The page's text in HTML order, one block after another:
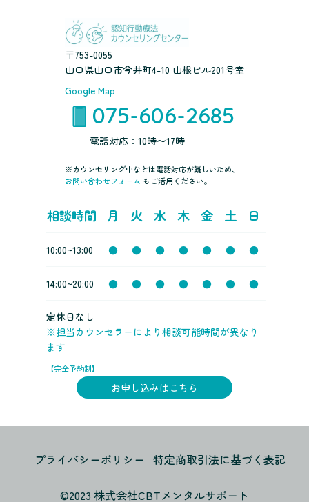
〒753-0055
山口県山口市今井町4-10 山根ビル201号室
Google Map
075-606-2685
電話対応：10時〜17時
※カウンセリング中などは電話対応が難しいため、
お問い合わせフォーム もご活用ください。
相談時間 月 火 水 木 金 土 日
10:00~13:00 ● ● ● ● ● ● ●
14:00~20:00 ● ● ● ● ● ● ●
定休日なし
※担当カウンセラーにより相談可能時間が異なり
ます
【完全予約制】
お申し込みはこちら
プライバシーポリシー 特定商取引法に基づく表記
©️2023 株式会社CBTメンタルサポート